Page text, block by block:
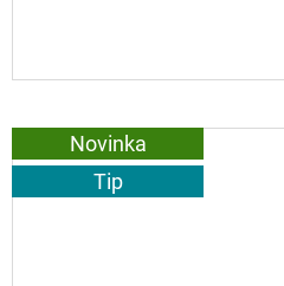
Novinka
Tip